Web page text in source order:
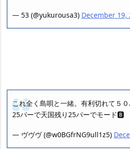
— 53 (@yukurousa3) December 19,
これ全く島唄と一緒。有利切れて５
25パーで天国残り25パーでモード🅱
— ヴヴヴ (@w0BGfrNG9ull1z5)